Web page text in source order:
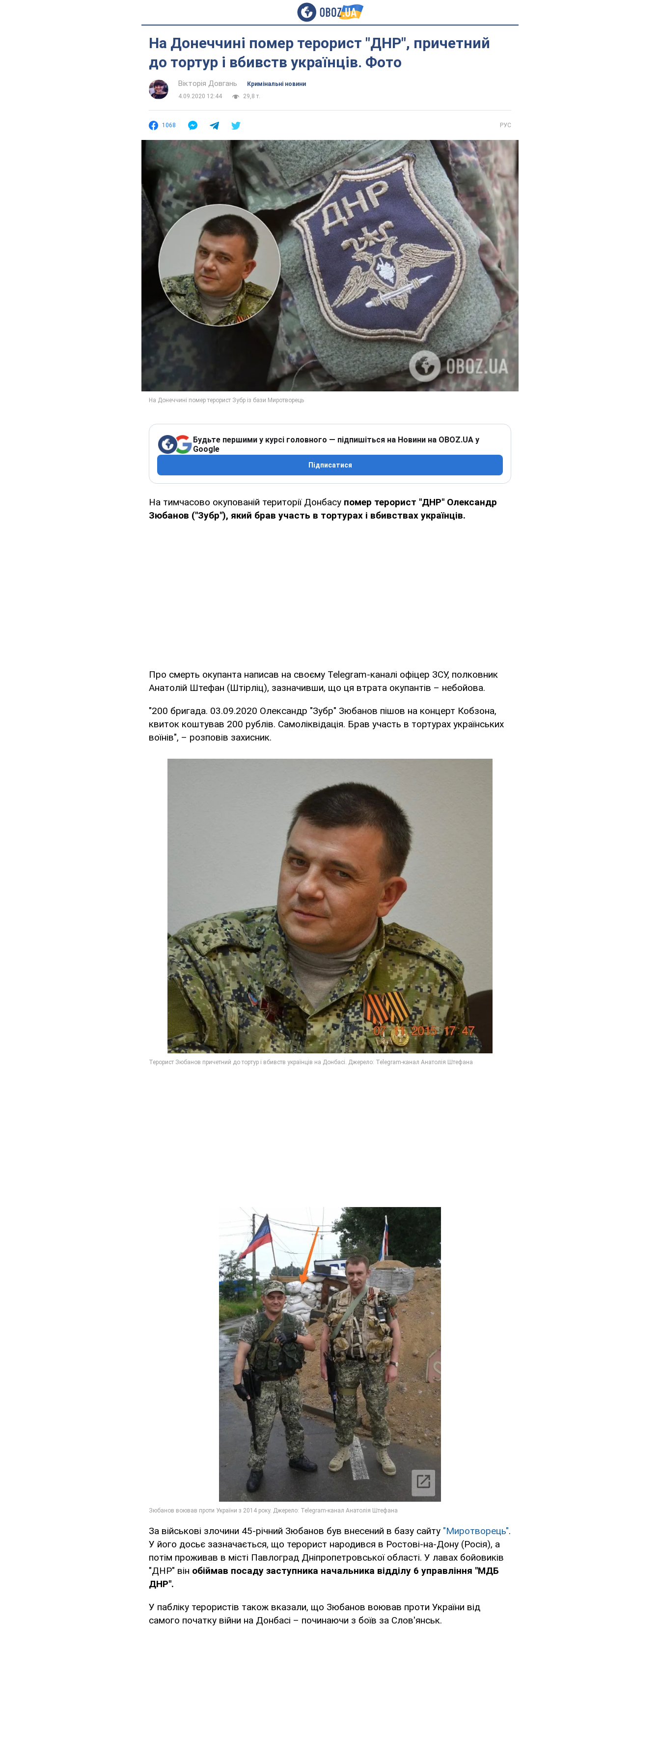
На Донеччині помер терорист "ДНР", причетний
до тортур і вбивств українців. Фото
Вікторія Довгань
Кримінальні новини
4.09.2020 12:44
29,8 т.
1068 РУС
Будьте першими у курсі головного — підпишіться на Новини на OBOZ.UA у
Google
Підписатися
На тимчасово окупованій території Донбасу помер терорист "ДНР" Олександр
Зюбанов ("Зубр"), який брав участь в тортурах і вбивствах українців.
Про смерть окупанта написав на своєму Telegram-каналі офіцер ЗСУ, полковник
Анатолій Штефан (Штірліц), зазначивши, що ця втрата окупантів – небойова.
"200 бригада. 03.09.2020 Олександр "Зубр" Зюбанов пішов на концерт Кобзона,
квиток коштував 200 рублів. Самоліквідація. Брав участь в тортурах українських
воїнів", – розповів захисник.
За військові злочини 45-річний Зюбанов був внесений в базу сайту "Миротворець".
У його досьє зазначається, що терорист народився в Ростові-на-Дону (Росія), а
потім проживав в місті Павлоград Дніпропетровської області. У лавах бойовиків
"ДНР" він обіймав посаду заступника начальника відділу 6 управління "МДБ
ДНР".
У пабліку терористів також вказали, що Зюбанов воював проти України від
самого початку війни на Донбасі – починаючи з боїв за Слов'янськ.